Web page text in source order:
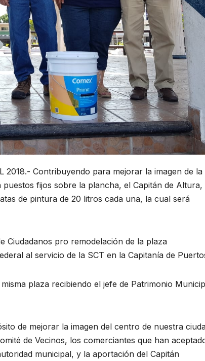
2018.- Contribuyendo para mejorar la imagen de la
fijos sobre la plancha, el Capitán de Altura,
de pintura de 20 litros cada una, la cual será
Ciudadanos pro remodelación de la plaza
al servicio de la SCT en la Capitanía de
plaza recibiendo el jefe de Patrimonio
de mejorar la imagen del centro de nuestra
de Vecinos, los comerciantes que han
municipal, y la aportación del Capitán